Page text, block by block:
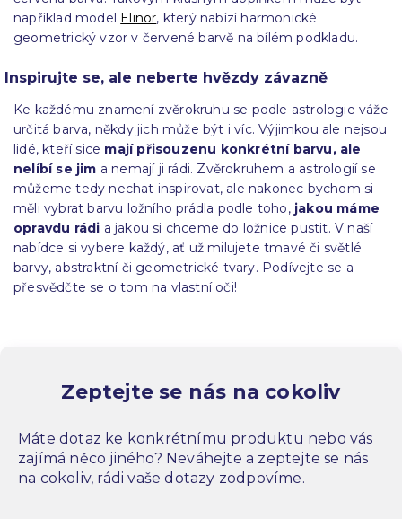
například model
Elinor, který nabízí harmonické
geometrický vzor v červené barvě na bílém podkladu.
Inspirujte se, ale neberte hvězdy závazně
Ke každému znamení zvěrokruhu se podle astrologie váže
určitá barva, někdy jich může být i víc. Výjimkou ale nejsou
lidé, kteří sice mají přisouzenu konkrétní barvu, ale
nelíbí se jim a nemají ji rádi. Zvěrokruhem a astrologií se
můžeme tedy nechat inspirovat, ale nakonec bychom si
měli vybrat barvu ložního prádla podle toho, jakou máme
opravdu rádi a jakou si chceme do ložnice pustit. V naší
nabídce si vybere každý, ať už milujete tmavé či světlé
barvy, abstraktní či geometrické tvary. Podívejte se a
přesvědčte se o tom na vlastní oči!
Zeptejte se nás na cokoliv
Máte dotaz ke konkrétnímu produktu nebo vás
zajímá něco jiného? Neváhejte a zeptejte se nás
na cokoliv, rádi vaše dotazy zodpovíme.